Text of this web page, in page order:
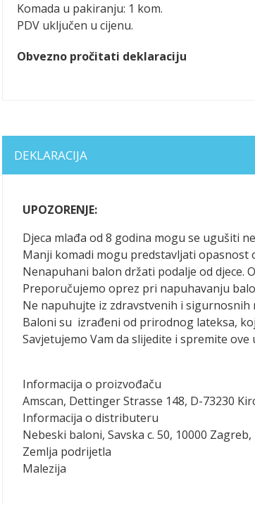
Komada u pakiranju: 1 kom.
PDV uključen u cijenu.
Obvezno pročitati deklaraciju
DEKLARACIJA
UPOZORENJE:
Djeca mlađa od 8 godina mogu se ugušiti
Manji komadi mogu predstavljati opasnost
Nenapuhani balon držati podalje od djece.
Preporučujemo oprez pri napuhavanju
Ne napuhujte iz zdravstvenih i
Baloni su izrađeni od prirodnog lateksa,
Savjetujemo Vam da slijedite i spremite ove
Informacija o proizvođaču
Amscan, Dettinger Strasse 148, D-73230
Informacija o distributeru
Nebeski baloni, Savska c. 50, 10000
Zemlja podrijetla
Malezija